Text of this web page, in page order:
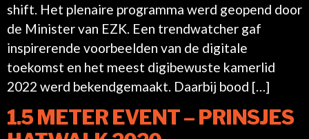
shift. Het plenaire programma werd geopend door
de Minister van EZK. Een trendwatcher gaf
inspirerende voorbeelden van de digitale
toekomst en het meest digibewuste kamerlid
2022 werd bekendgemaakt. Daarbij bood […]
1.5 METER EVENT – PRINSJES